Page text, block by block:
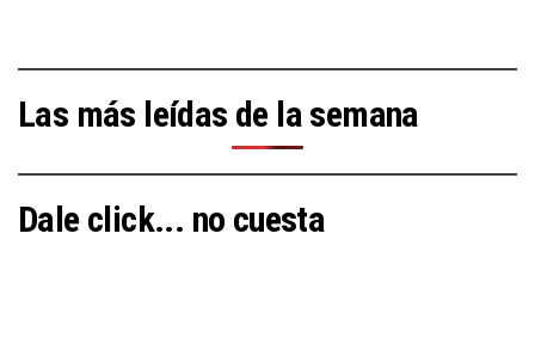
Las más leídas de la semana
Dale click... no cuesta